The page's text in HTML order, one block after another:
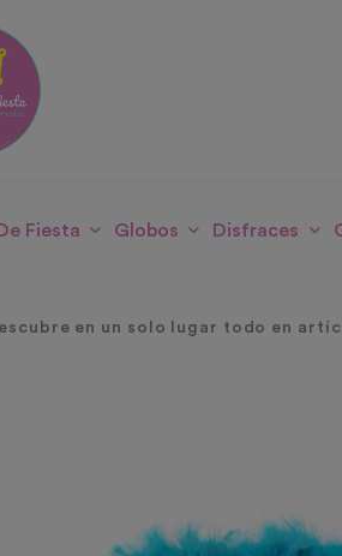
Fiesta Globos Disfraces
en un solo lugar todo en